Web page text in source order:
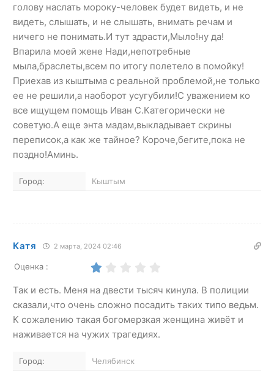
голову наслать мороку-человек будет видеть, и не
видеть, слышать, и не слышать, внимать речам и
ничего не понимать.И тут здрасти,Мыло!ну да!
Впарила моей жене Нади,непотребные
мыла,браслеты,всем по итогу полетело в помойку!
Приехав из кыштыма с реальной проблемой,не только
ее не решили,а наоборот усугубили!С уважением ко
все ищущем помощь Иван С.Категорически не
советую.А еще энта мадам,выкладывает скрины
переписок,а как же тайное? Короче,бегите,пока не
поздно!Аминь.
Город: Кыштым
Катя 2 марта, 2024 02:46
Оценка :
Так и есть. Меня на двести тысяч кинула. В полиции
сказали,что очень сложно посадить таких типо ведьм.
К сожалению такая богомерзкая женщина живёт и
наживается на чужих трагедиях.
Город: Челябинск